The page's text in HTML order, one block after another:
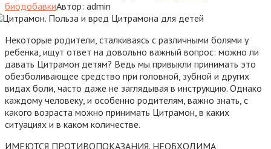
биодобавкиАвтор: admin
Некоторые родители, сталкиваясь с различными болями у
ребенка, ищут ответ на довольно важный вопрос: можно ли
давать Цитрамон детям? Ведь мы привыкли принимать это
обезболивающее средство при головной, зубной и других
видах боли, часто даже не заглядывая в инструкцию. Однако
каждому человеку, и особенно родителям, важно знать, с
какого возраста можно принимать Цитрамон, в каких
ситуациях и в каком количестве.
ИМЕЮТСЯ ПРОТИВОПОКАЗАНИЯ. НЕОБХОДИМА